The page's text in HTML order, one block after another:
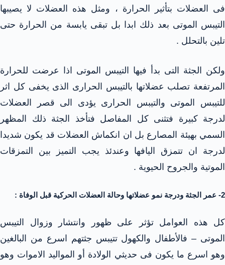
فى العضلات بتأثير الحرارة ، ومثل هذه العضلات لا يصيبها
التيبس الموتى بعد ذلك ابدا بل تبقى يابسة من الحرارة حتى
تلين بالتحلل .
ولكن الجثة التى بدأ فيها التيبس الموتى اذا عرضت للحرارة
المرتفعة تصلب عضلاتها بالتيبس الحرارى الذى يخفى كل اثر
للتيبس الموتى والتيبس الحرارى يؤدى الى قصر العضلات
لدرجة كبيرة فتثنى كل المفاصل فتأخذ الجثة ذلك المظهر
السمي بهيئة المصارع بل ان انكماش العضلات قد يكون شديدا
لدرجة ان تتمزق اليافها وعندئذ يجب التميز بين التمزقات
الموتية والجروح الحيوية .
2- عمر الجثة ودرجة نمو عضلاتها وحالة العضلات الحركية قبل الوفاة :
كل هذه العوامل تؤثر على ظهور وانتشار وزوال التيبس
الموتى – فالأطفال والكهول تتيبس جثتهم اسرع من البالغين
وهو اسرع ما يكون فى حديثي الولادة أو المواليد الاموات وهو